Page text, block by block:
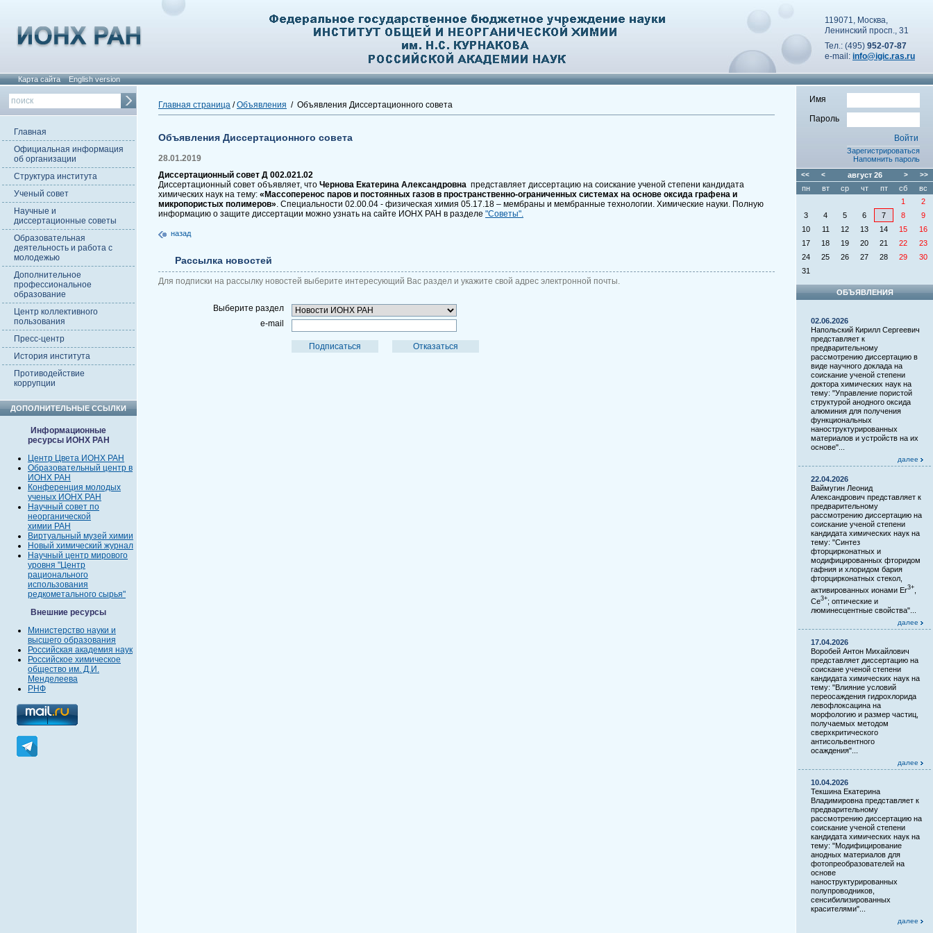
119071, Москва,
Ленинский просп., 31
Тел.: (495) 952-07-87
e-mail: info@igic.ras.ru
Карта сайта English version
Главная
Официальная информация
об организации
Структура института
Ученый совет
Научные и
диссертационные советы
Образовательная
деятельность и работа с
молодежью
Дополнительное
профессиональное
образование
Центр коллективного
пользования
Пресс-центр
История института
Противодействие
коррупции
ДОПОЛНИТЕЛЬНЫЕ ССЫЛКИ
Информационные
ресурсы ИОНХ РАН
Центр Цвета ИОНХ РАН
Образовательный центр в
ИОНХ РАН
Конференция молодых
ученых ИОНХ РАН
Научный совет по
неорганической
химии РАН
Виртуальный музей химии
Новый химический журнал
Научный центр мирового
уровня "Центр
рационального
использования
редкометального сырья"
Внешние ресурсы
Министерство науки и
высшего образования
Российская академия наук
Российское химическое
общество им. Д.И.
Менделеева
РНФ
Главная страница /Объявления / Объявления Диссертационного совета
Объявления Диссертационного совета
28.01.2019
Диссертационный совет Д 002.021.02
Диссертационный совет объявляет, что Чернова Екатерина Александровна представляет диссертацию на соискание ученой степени кандидата
химических наук на тему: «Массоперенос паров и постоянных газов в пространственно-ограниченных системах на основе оксида графена и
микропористых полимеров». Специальности 02.00.04 - физическая химия 05.17.18 – мембраны и мембранные технологии. Химические науки. Полную
информацию о защите диссертации можно узнать на сайте ИОНХ РАН в разделе "Советы".
назад
Рассылка новостей
Для подписки на рассылку новостей выберите интересующий Вас раздел и укажите свой адрес электронной почты.
Выберите раздел
e-mail
Имя
Пароль
Зарегистрироваться
Напомнить пароль
<< < август26 > >>
пн вт ср чт пт сб
вс
1
2
3
4 5 6 7 8
9
10
11 12 13 14 15
16
17
18 19 20 21 22
23
24
25 26 27 28 29
30
31
ОБЪЯВЛЕНИЯ
02.06.2026
Напольский Кирилл Сергеевич
представляет к
предварительному
рассмотрению диссертацию в
виде научного доклада на
соискание ученой степени
доктора химических наук на
тему: "Управление пористой
структурой анодного оксида
алюминия для получения
функциональных
наноструктурированных
материалов и устройств на их
основе"...
далее
22.04.2026
Ваймугин Леонид
Александрович представляет к
предварительному
рассмотрению диссертацию на
соискание ученой степени
кандидата химических наук на
тему: "Синтез
фторцирконатных и
модифицированных фторидом
гафния и хлоридом бария
фторцирконатных стекол,
активированных ионами Er3+
Ce3+; оптические и
люминесцентные свойства"...
далее
17.04.2026
Воробей Антон Михайлович
представляет диссертацию на
соискане ученой степени
кандидата химических наук на
тему: "Влияние условий
переосаждения гидрохлорида
левофлоксацина на
морфологию и размер частиц,
получаемых методом
сверхкритического
антисольвентного
осаждения"...
далее
10.04.2026
Текшина Екатерина
Владимировна представляет к
предварительному
рассмотрению диссертацию на
соискание ученой степени
кандидата химических наук на
тему: "Модифицирование
анодных материалов для
фотопреобразователей на
основе
наноструктурированных
полупроводников,
сенсибилизированных
красителями"...
далее